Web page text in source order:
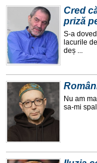
Cred
priză
S-a
lacurile
deș ...
Nu am
sa-mi